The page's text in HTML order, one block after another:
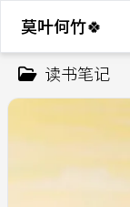
莫叶何竹🍀
读书笔记